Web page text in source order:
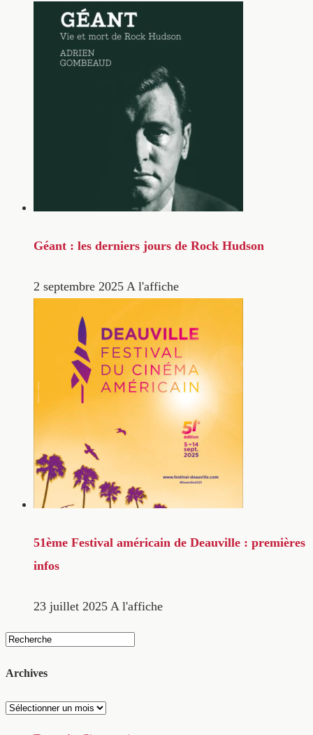
Géant : les derniers jours de Rock Hudson
2 septembre 2025 A l'affiche
51ème Festival américain de Deauville : premières
infos
23 juillet 2025 A l'affiche
Archives
Archives